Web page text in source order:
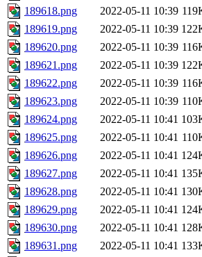
189618.png
2022-05-11 10:39
189619.png
2022-05-11 10:39
189620.png
2022-05-11 10:39
189621.png
2022-05-11 10:39
189622.png
2022-05-11 10:39
189623.png
2022-05-11 10:39
189624.png
2022-05-11 10:41
189625.png
2022-05-11 10:41
189626.png
2022-05-11 10:41
189627.png
2022-05-11 10:41
189628.png
2022-05-11 10:41
189629.png
2022-05-11 10:41
189630.png
2022-05-11 10:41
189631.png
2022-05-11 10:41